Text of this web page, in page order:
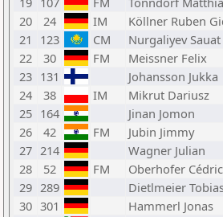
20
24 IM Köllner Ruben
21
123 CM Nurgaliyev Sauat
22
30 FM Meissner Felix
23 131 Johansson Jukka
24
38 IM Mikrut Dariusz
25 164 Jinan Jomon
26
42 FM Jubin Jimmy
27 214 Wagner Julian
28
52 FM Oberhofer Cédric
29 289 Dietlmeier
30 301 Hammerl Jonas